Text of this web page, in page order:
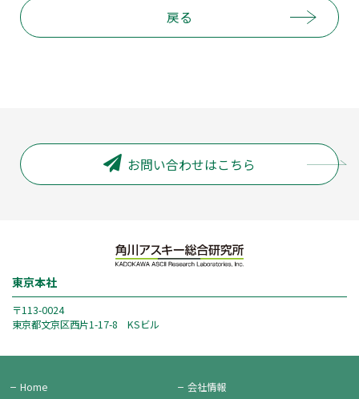
戻る
お問い合わせはこちら
東京本社
〒113-0024
東京都文京区西片1-17-8 KSビル
Home 会社情報